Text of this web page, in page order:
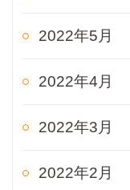
2022年5月
2022年4月
2022年3月
2022年2月